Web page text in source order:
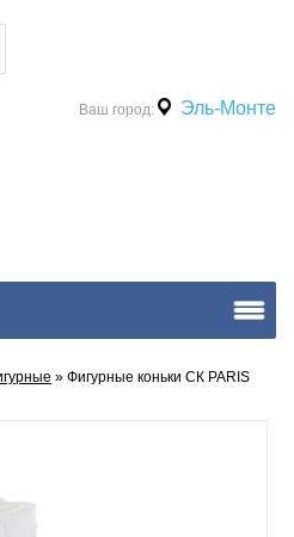
Ваш город: Эль-Монте
» Фигурные коньки СК PARIS